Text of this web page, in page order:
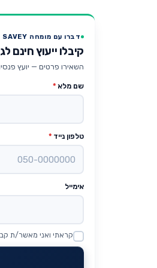
דברו עם מומחה SAVEY
קיבלו ייעוץ חינם
השאירו פרטים — יועץ פנסיוני
שם מלא *
טלפון נייד *
אימייל
Website
קראתי ואני מאשר/ת